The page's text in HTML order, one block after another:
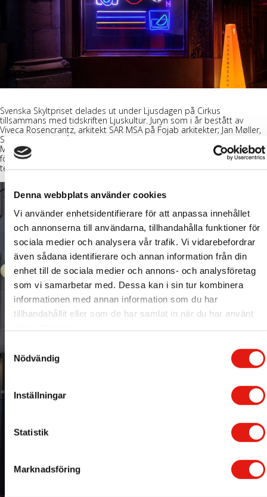
Denna webbplats använder cookies
Vi använder enhetsidentifierare för att anpassa innehållet
och annonserna till användarna, tillhandahålla funktioner för
sociala medier och analysera vår trafik. Vi vidarebefordrar
även sådana identifierare och annan information från din
enhet till de sociala medier och annons- och analysföretag
som vi samarbetar med. Dessa kan i sin tur kombinera
informationen med annan information som du har
tillhandahållit eller som de har samlat in när du har använt
Nödvändig
Inställningar
Statistik
Marknadsföring
Svenska Skyltpriset delades ut under Ljusdagen på Cirkus
tillsammans med tidskriften Ljuskultur. Juryn som i år bestått av
Viveca Rosencrantz, arkitekt SAR MSA på Fojab arkitekter; Jan Møller,
Senior Creative på Identity Works och Ronnie Forsberg, arkitekt SAR
MSA på Wester + Elsner arkitekter, har tittat på den kommunikativa
förmågan, anpassningen till miljön och arkitekturen samt den
tekniska och estetiska utformningen.